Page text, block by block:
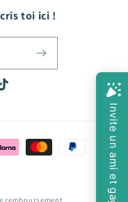
toi ici !
remboursement